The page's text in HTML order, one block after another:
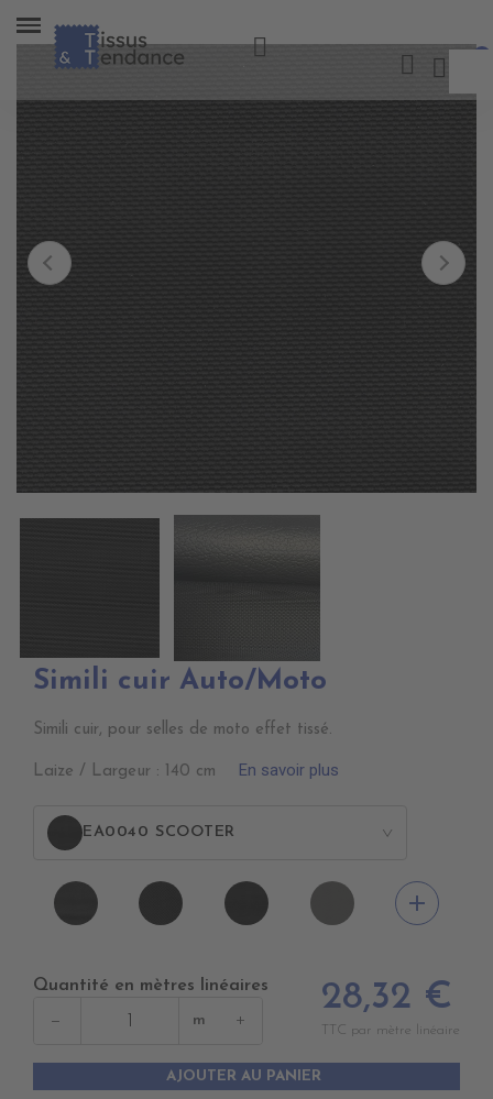
Simili cuir Auto/Moto
Simili cuir, pour selles de moto effet tissé.
Laize / Largeur : 140 cm En savoir plus
EA0040 SCOOTER >
EA0100
NEXUS
EA0030
ICONE
EA0040
SCOOTER
EA0120
NEXUS add
Quantité en mètres linéaires
− m +
28,32 €
TTC par mètre linéaire
AJOUTER AU PANIER